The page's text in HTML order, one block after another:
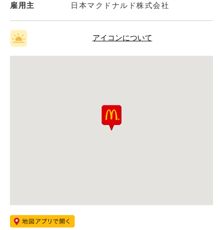
雇用主 日本マクドナルド株式会社
アイコンについて